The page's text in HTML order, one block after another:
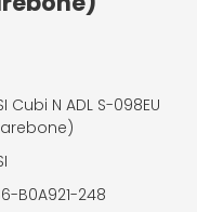
Cubi N ADL S-098EU
B0A921-248